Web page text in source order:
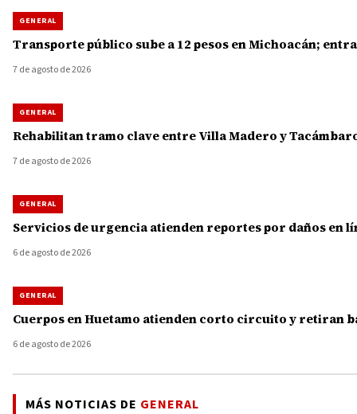
GENERAL
Transporte público sube a 12 pesos en Michoacán;
7 de agosto de 2026
GENERAL
Rehabilitan tramo clave entre Villa Madero y
7 de agosto de 2026
GENERAL
Servicios de urgencia atienden reportes por daños en
6 de agosto de 2026
GENERAL
Cuerpos en Huetamo atienden corto circuito y retiran
6 de agosto de 2026
MÁS NOTICIAS DE GENERAL